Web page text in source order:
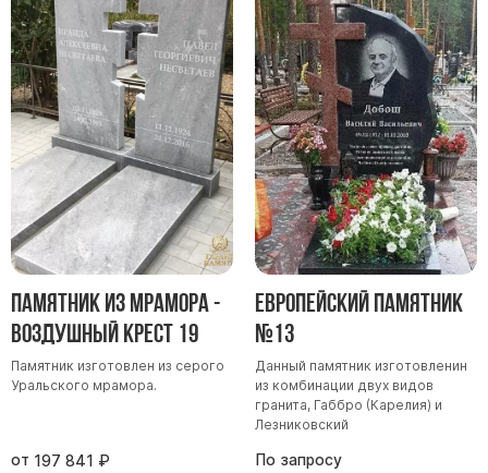
Скульптуры "Ангел" литиевые
Барельефы
Кресты
Голуби
Распятие
Скорбящие
Цветы
Памятник из мрамора -
Воздушный крест 19
Памятник изготовлен из серого
Уральского мрамора.
от 197 841 ₽
Европейский памятник
№13
Данный памятник изготовленин
из комбинации двух видов
гранита, Габбро (Карелия) и
Лезниковский
По запросу